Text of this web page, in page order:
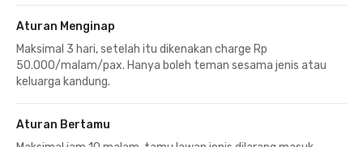
Aturan Menginap
Maksimal 3 hari, setelah itu dikenakan charge Rp
50.000/malam/pax. Hanya boleh teman sesama jenis atau
keluarga kandung.
Aturan Bertamu